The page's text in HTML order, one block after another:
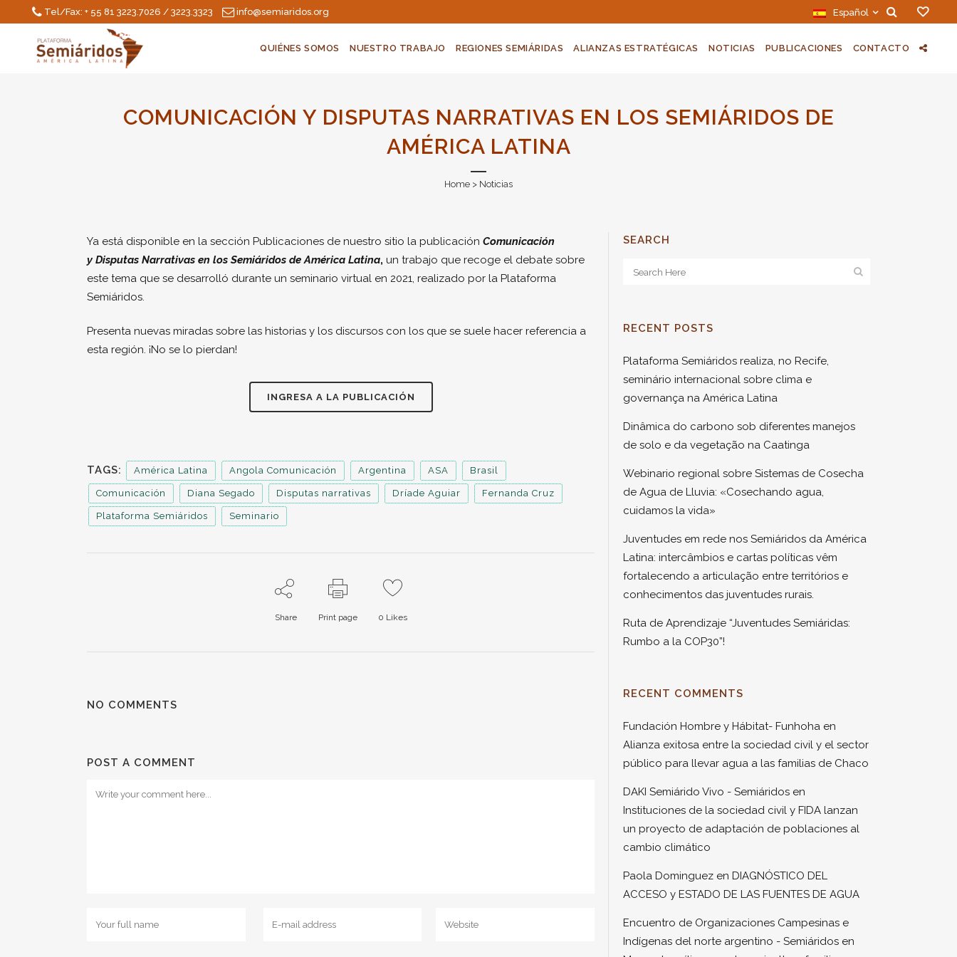
Tel/Fax: + 55 81 3223.7026 / 3223.3323 info@semiaridos.org Español
QUIÉNES SOMOS NUESTRO TRABAJO REGIONES SEMIÁRIDAS ALIANZAS ESTRATÉGICAS NOTICIAS PUBLICACIONES CONTACTO
COMUNICACIÓN Y DISPUTAS NARRATIVAS EN LOS SEMIÁRIDOS DE
AMÉRICA LATINA
Home > Noticias
Ya está disponible en la sección Publicaciones de nuestro sitio la publicación Comunicación
y Disputas Narrativas en los Semiáridos de América Latina, un trabajo que recoge el debate sobre
este tema que se desarrolló durante un seminario virtual en 2021, realizado por la Plataforma
Semiáridos.
Presenta nuevas miradas sobre las historias y los discursos con los que se suele hacer referencia a
esta región. ¡No se lo pierdan!
INGRESA A LA PUBLICACIÓN
TAGS: América Latina Angola Comunicación Argentina ASA Brasil
Comunicación Diana Segado Disputas narrativas Dríade Aguiar Fernanda Cruz
Plataforma Semiáridos Seminario
Share Print page 0 Likes
NO COMMENTS
POST A COMMENT
SEARCH
RECENT POSTS
Plataforma Semiáridos realiza, no Recife,
seminário internacional sobre clima e
governança na América Latina
Dinâmica do carbono sob diferentes manejos
de solo e da vegetação na Caatinga
Webinario regional sobre Sistemas de Cosecha
de Agua de Lluvia: «Cosechando agua,
cuidamos la vida»
Juventudes em rede nos Semiáridos da América
Latina: intercâmbios e cartas políticas vêm
fortalecendo a articulação entre territórios e
conhecimentos das juventudes rurais.
Ruta de Aprendizaje “Juventudes Semiáridas:
Rumbo a la COP30”!
RECENT COMMENTS
Fundación Hombre y Hábitat- Funhoha en
Alianza exitosa entre la sociedad civil y el sector
público para llevar agua a las familias de Chaco
DAKI Semiárido Vivo - Semiáridos en
Instituciones de la sociedad civil y FIDA lanzan
un proyecto de adaptación de poblaciones al
cambio climático
Paola Dominguez enDIAGNÓSTICO DEL
ACCESO y ESTADO DE LAS FUENTES DE AGUA
Encuentro de Organizaciones Campesinas e
Indígenas del norte argentino - Semiáridos en